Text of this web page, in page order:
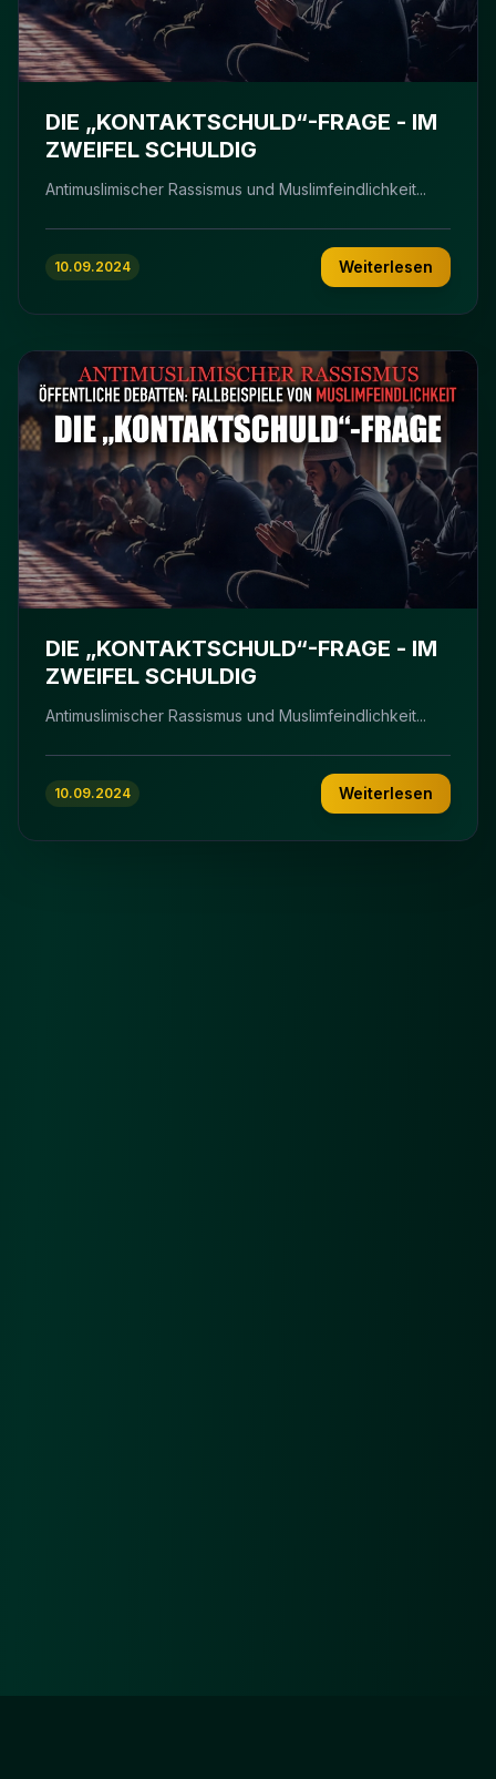
DIE „KONTAKTSCHULD“-FRAGE - IM
ZWEIFEL SCHULDIG
Antimuslimischer Rassismus und Muslimfeindlichkeit...
10.09.2024 Weiterlesen
DIE „KONTAKTSCHULD“-FRAGE - IM
ZWEIFEL SCHULDIG
Antimuslimischer Rassismus und Muslimfeindlichkeit...
10.09.2024 Weiterlesen